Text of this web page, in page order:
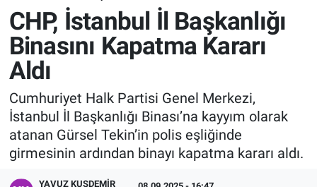
CHP, İstanbul İl Başkanlığı
Binasını Kapatma Kararı
Aldı
Cumhuriyet Halk Partisi Genel Merkezi,
İstanbul İl Başkanlığı Binası’na kayyım olarak
atanan Gürsel Tekin’in polis eşliğinde
girmesinin ardından binayı kapatma kararı aldı.
YAVUZ KUŞDEMIR
Kültür Sanat
Manşet
Resmi İlanlar
Sağlık
Son Dakika